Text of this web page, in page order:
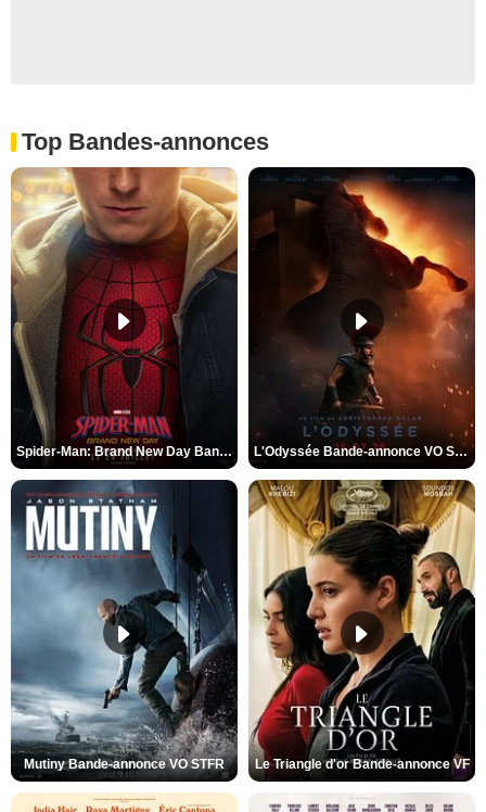
Top Bandes-annonces
Spider-Man: Brand New Day Bande-annonce VO STFR L'Odyssée Bande-annonce VO STFR
Mutiny Bande-annonce VO STFR Le Triangle d'or Bande-annonce VF